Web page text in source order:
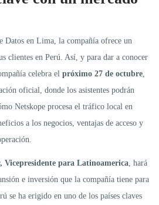
Datos en Lima, la compañía ofrece un
clientes en Perú. Así, y para dar a conocer
celebra el próximo 27 de octubre
oficial, donde los asistentes podrán
Netskope procesa el tráfico local en
a los negocios, ventajas de acceso y
para Latinoamerica , hará
e inversión que la compañía tiene para
se ha erigido en uno de los países claves